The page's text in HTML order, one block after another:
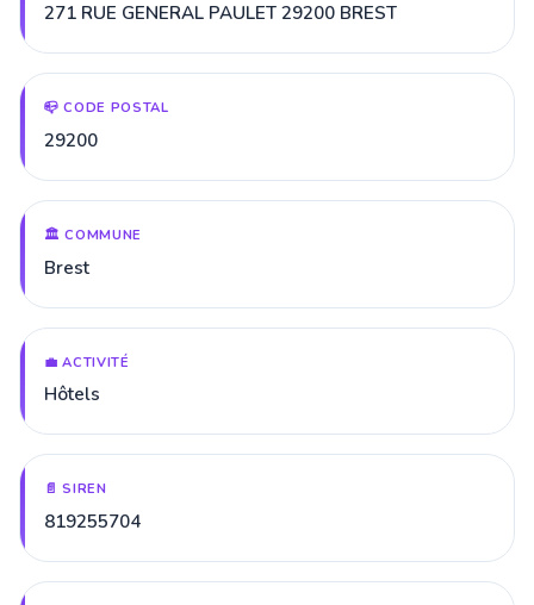
271 RUE GENERAL PAULET 29200 BREST
📪 CODE POSTAL
29200
🏛️ COMMUNE
Brest
💼 ACTIVITÉ
Hôtels
📄 SIREN
819255704